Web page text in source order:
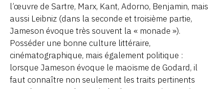
l’œuvre de Sartre, Marx, Kant, Adorno, Benjamin, mais
aussi Leibniz (dans la seconde et troisième partie,
Jameson évoque très souvent la « monade »).
Posséder une bonne culture littéraire,
cinématographique, mais également politique :
lorsque Jameson évoque le maoïsme de Godard, il
faut connaître non seulement les traits pertinents